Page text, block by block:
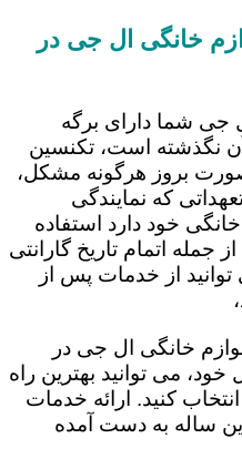
خانگی ال جی در
جی شما دارای برگه
آن نگذشته است، تکنسین
بروز هرگونه مشکل،
که نمایندگی
خود دارد استفاده
جمله اتمام تاریخ گارانتی
از خدمات پس از
خانگی ال جی در
می توانید بهترین راه
کنید. ارائه خدمات
ساله به دست آمده